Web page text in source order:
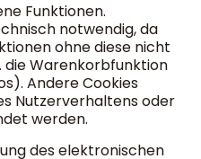
Funktionen.
notwendig, da
ohne diese nicht
die Warenkorbfunktion
Andere Cookies
Nutzerverhaltens oder
werden.
des elektronischen